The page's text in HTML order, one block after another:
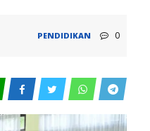
PENDIDIKAN 0